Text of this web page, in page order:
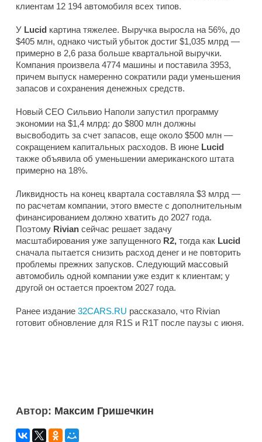
клиентам 12 194 автомобиля всех типов.
У Lucid картина тяжелее. Выручка выросла на 56%, до
$405 млн, однако чистый убыток достиг $1,035 млрд —
примерно в 2,6 раза больше квартальной выручки.
Компания произвела 4774 машины и поставила 3953,
причем выпуск намеренно сократили ради уменьшения
запасов и сохранения денежных средств.
Новый CEO Сильвио Наполи запустил программу
экономии на $1,4 млрд: до $800 млн должны
высвободить за счет запасов, еще около $500 млн —
сокращением капитальных расходов. В июне Lucid
также объявила об уменьшении американского штата
примерно на 18%.
Ликвидность на конец квартала составляла $3 млрд —
по расчетам компании, этого вместе с дополнительным
финансированием должно хватить до 2027 года.
Поэтому Rivian сейчас решает задачу
масштабирования уже запущенного R2, тогда как Lucid
сначала пытается снизить расход денег и не повторить
проблемы прежних запусков. Следующий массовый
автомобиль одной компании уже ездит к клиентам; у
другой он остается проектом 2027 года.
Ранее издание 32CARS.RU рассказало, что Rivian
готовит обновление для R1S и R1T после паузы с июня.
Автор: Максим Гришечкин